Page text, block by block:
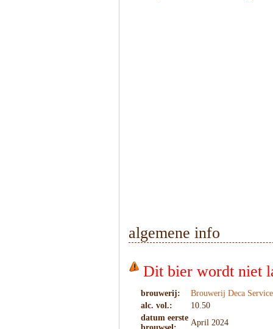
algemene info
Dit bier wordt niet
brouwerij:
Brouwerij Deca
alc. vol.:
10.50
datum eerste
April 2024